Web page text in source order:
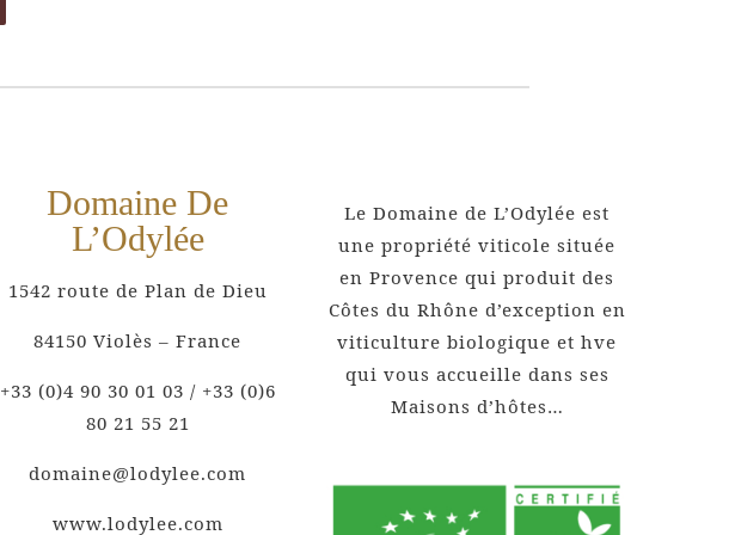
Domaine De
L’Odylée
1542 route de Plan de Dieu
84150 Violès – France
+33 (0)4 90 30 01 03 / +33 (0)6
80 21 55 21
domaine@lodylee.com
www.lodylee.com
Le Domaine de L’Odylée est
une propriété viticole située
en Provence qui produit des
Côtes du Rhône d’exception en
viticulture biologique et hve
qui vous accueille dans ses
Maisons d’hôtes…